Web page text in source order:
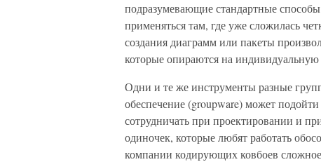
подразумевающие стандартные
применяться там, где уже сложилась
создания диаграмм или пакеты
которые опираются на
Одни и те же инструменты разные
обеспечение (groupware) может
сотрудничать при проектировании и
одиночек, которые любят работать
компании кодирующих ковбоев